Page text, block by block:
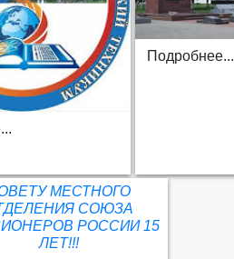
Подробнее...
МЕСТНОГО
СОЮЗА
РОССИИ 15
ЛЕТ!!!